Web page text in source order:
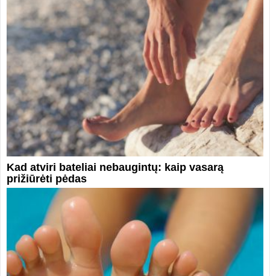
Kad atviri bateliai nebaugintų: kaip vasarą
prižiūrėti pėdas